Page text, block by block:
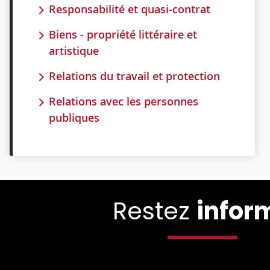
Responsabilité et quasi-contrat
Biens - propriété littéraire et
artistique
Relations du travail et protection
Relations avec les personnes
publiques
Restez